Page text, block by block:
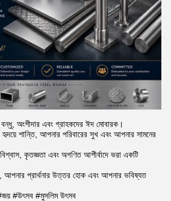
অংশীদার এবং গ্রাহকদের ঈদ মোবারক।
শান্তি, আপনার পরিবারের সুখ এবং আপনার সামনের
কৃতজ্ঞতা এবং অগণিত আশীর্বাদে ভরা একটি
প্রার্থনার উত্তর হোক এবং আপনার ভবিষ্যত
#উৎসব #মুসলিম উৎসব